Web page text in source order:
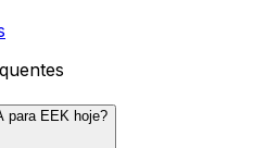
para EEK hoje?